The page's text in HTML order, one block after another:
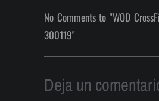
No Comments to "WOD
300119"
Deja un